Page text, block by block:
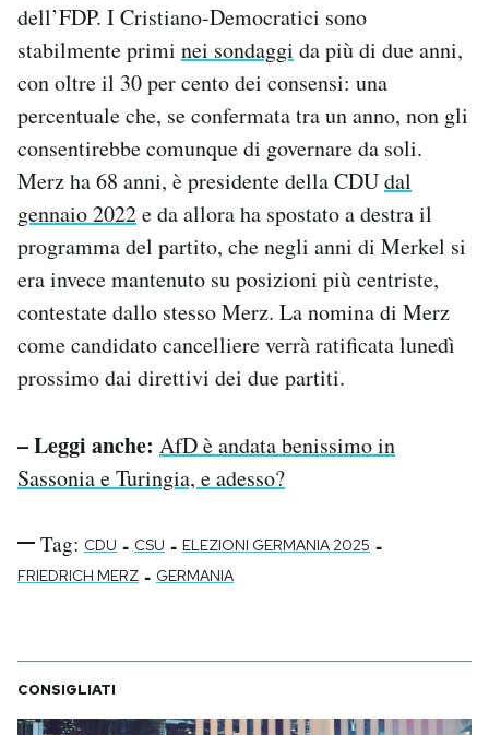
dell’FDP. I Cristiano-Democratici sono
stabilmente primi nei sondaggi da più di due anni,
con oltre il 30 per cento dei consensi: una
percentuale che, se confermata tra un anno, non gli
consentirebbe comunque di governare da soli.
Merz ha 68 anni, è presidente della CDUdal
gennaio 2022e da allora ha spostato a destra il
programma del partito, che negli anni di Merkel si
era invece mantenuto su posizioni più centriste,
contestate dallo stesso Merz. La nomina di Merz
come candidato cancelliere verrà ratificata lunedì
prossimo dai direttivi dei due partiti.
– Leggi anche: AfD è andata benissimo in
Sassonia e Turingia, e adesso?
Tag: CDU - CSU - ELEZIONI GERMANIA 2025 -
FRIEDRICH MERZ - GERMANIA
CONSIGLIATI